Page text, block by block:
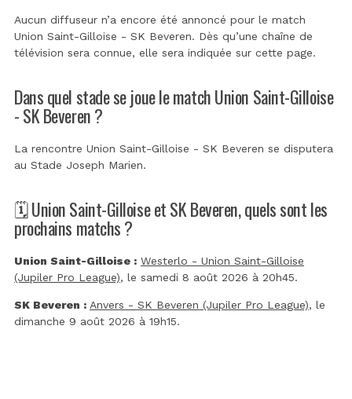
Aucun diffuseur n’a encore été annoncé pour le match
Union Saint-Gilloise - SK Beveren. Dès qu’une chaîne de
télévision sera connue, elle sera indiquée sur cette page.
Dans quel stade se joue le match Union Saint-Gilloise
- SK Beveren ?
La rencontre Union Saint-Gilloise - SK Beveren se disputera
au Stade Joseph Marien.
🗓️ Union Saint-Gilloise et SK Beveren, quels sont les
prochains matchs ?
Union Saint-Gilloise : Westerlo - Union Saint-Gilloise
(Jupiler Pro League), le samedi 8 août 2026 à 20h45.
SK Beveren : Anvers - SK Beveren (Jupiler Pro League), le
dimanche 9 août 2026 à 19h15.